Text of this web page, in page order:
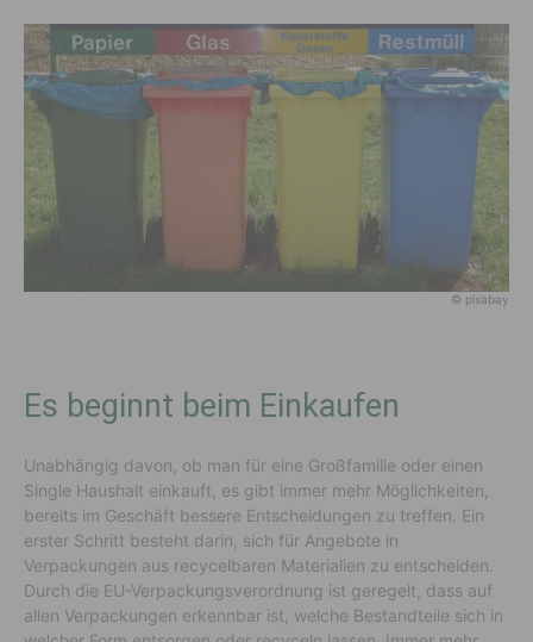
© pixabay
Es beginnt beim Einkaufen
Unabhängig davon, ob man für eine Großfamilie oder einen
Single Haushalt einkauft, es gibt immer mehr Möglichkeiten,
bereits im Geschäft bessere Entscheidungen zu treffen. Ein
erster Schritt besteht darin, sich für Angebote in
Verpackungen aus recycelbaren Materialien zu entscheiden.
Durch die EU-Verpackungsverordnung ist geregelt, dass auf
allen Verpackungen erkennbar ist, welche Bestandteile sich in